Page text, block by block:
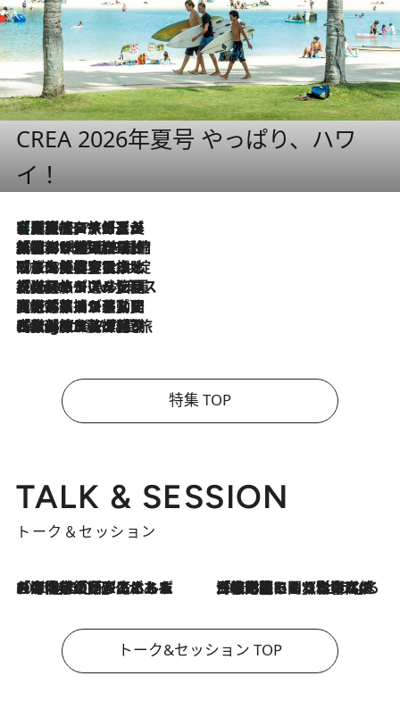
CREA 2026年夏号 やっぱり、ハワ
イ！
2026.8.7
【厳選旅コスメ】「多機能アイテムがメイン！」旅好き美容エディターが選んだ夏旅ベストコスメを発表【Mサイズジップ】
2026.8.6
「荷物が増えるほど旅ストレスは増す」美容ジャーナリストがたどり着いた最終結論。“化粧品を劇的に減らす”感動の凝縮美容とは
2026.8.6
「旅先には金髪ウィッグを持参」日本と同じメイクでは損してる!? 美容ジャーナリストが提案する“掟破りの旅美容”とは
2026.8.6
【厳選旅コスメ】「身軽さ＆UV対策重視！」ヘアアーティストshucoが選んだ夏旅ベストコスメを発表【Mサイズジップ】
2026.8.5
【厳選旅コスメ】国内をあちこち移動する河井菜摘が選んだ夏旅ベストコスメ発表！「リラックスアイテムはマスト」【Mサイズジップ】
2026.8.4
【厳選旅コスメ】「紫外線＆乾燥対策しながらメイク感も！」ヘア＆メイクGeorgeが選んだ夏旅ベストコスメを発表！【Mサイズジップ】
特集 TOP
TALK & SESSION
トーク＆セッション
2026.8.3
「今後値上げがあるとすれば…」「リスクがあるのは今年の冬」エネルギー専門家が語る、ホルムズ海峡封鎖が家庭にもたらす“ある心配” 2026.8.3
「住宅建てられない…」「サーチャージ料の高値が続いている」ホルムズ海峡封鎖による影響はいつまで続く？《エネルギー専門家に聞く“どうなる日本の暮らし”》
トーク&セッション TOP